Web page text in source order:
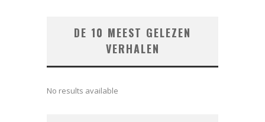
DE 10 MEEST GELEZEN
VERHALEN
No results available